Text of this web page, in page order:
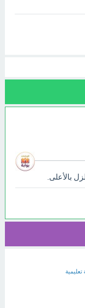
بالأعلى.
تعليمية